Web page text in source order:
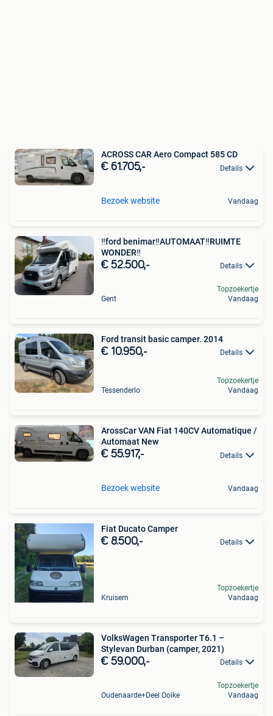
ACROSS CAR Aero Compact 585 CD
€ 61.705,- Details
Bezoek website Vandaag
‼️ford benimar‼️AUTOMAAT‼️RUIMTE
WONDER‼️
€ 52.500,- Details
Gent
Topzoekertje
Vandaag
Ford transit basic camper. 2014
€ 10.950,- Details
Tessenderlo
Topzoekertje
Vandaag
ArossCar VAN Fiat 140CV Automatique /
Automaat New
€ 55.917,- Details
Bezoek website Vandaag
Fiat Ducato Camper
€ 8.500,- Details
Kruisem
Topzoekertje
Vandaag
VolksWagen Transporter T6.1 –
Stylevan Durban (camper, 2021)
€ 59.000,- Details
Oudenaarde+Deel Ooike
Topzoekertje
Vandaag